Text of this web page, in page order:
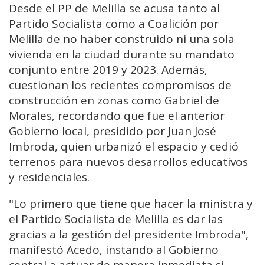
Desde el PP de Melilla se acusa tanto al
Partido Socialista como a Coalición por
Melilla de no haber construido ni una sola
vivienda en la ciudad durante su mandato
conjunto entre 2019 y 2023. Además,
cuestionan los recientes compromisos de
construcción en zonas como Gabriel de
Morales, recordando que fue el anterior
Gobierno local, presidido por Juan José
Imbroda, quien urbanizó el espacio y cedió
terrenos para nuevos desarrollos educativos
y residenciales.
"Lo primero que tiene que hacer la ministra y
el Partido Socialista de Melilla es dar las
gracias a la gestión del presidente Imbroda",
manifestó Acedo, instando al Gobierno